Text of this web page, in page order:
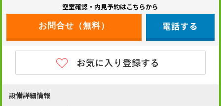
空室確認・内見予約はこちらから
電話する
設備詳細情報